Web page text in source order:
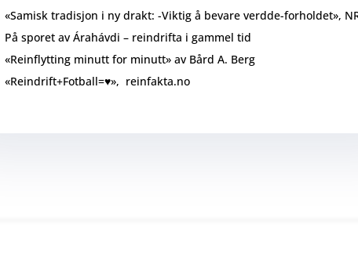
«Samisk tradisjon i ny drakt: -Viktig å bevare verdde-forholdet»,
På sporet av Árahávdi – reindrifta i gammel tid
«Reinflytting minutt for minutt» av Bård A. Berg
«Reindrift+Fotball=♥», reinfakta.no